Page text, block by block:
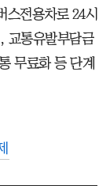
스전용차로 24시
교통유발부담금
무료화 등 단계